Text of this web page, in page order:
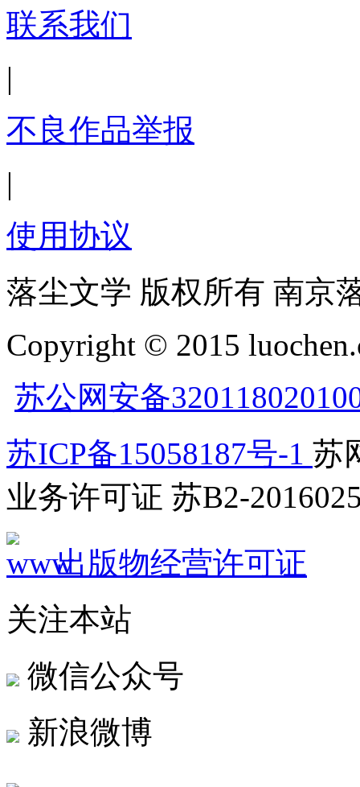
联系我们
|
不良作品举报
|
使用协议
落尘文学 版权所有 南京
Copyright © 2015
苏公网安备
苏ICP备15058187号-1 苏
业务许可证 苏B2-
出版物经营许可证
关注本站
微信公众号
新浪微博